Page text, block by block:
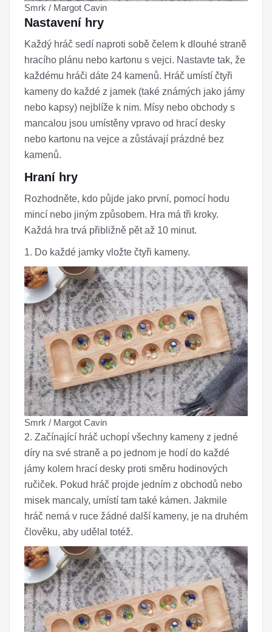
Smrk / Margot Cavin
Nastavení hry
Každý hráč sedí naproti sobě čelem k dlouhé straně
hracího plánu nebo kartonu s vejci. Nastavte tak, že
každému hráči dáte 24 kamenů. Hráč umístí čtyři
kameny do každé z jamek (také známých jako jámy
nebo kapsy) nejblíže k nim. Mísy nebo obchody s
mancalou jsou umístěny vpravo od hrací desky
nebo kartonu na vejce a zůstávají prázdné bez
kamenů.
Hraní hry
Rozhodněte, kdo půjde jako první, pomocí hodu
mincí nebo jiným způsobem. Hra má tři kroky.
Každá hra trvá přibližně pět až 10 minut.
1. Do každé jamky vložte čtyři kameny.
Smrk / Margot Cavin
2. Začínající hráč uchopí všechny kameny z jedné
díry na své straně a po jednom je hodí do každé
jámy kolem hrací desky proti směru hodinových
ručiček. Pokud hráč projde jedním z obchodů nebo
misek mancaly, umístí tam také kámen. Jakmile
hráč nemá v ruce žádné další kameny, je na druhém
člověku, aby udělal totéž.